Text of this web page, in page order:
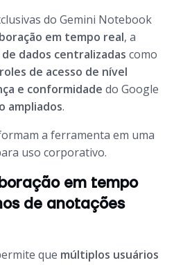
do Gemini Notebook
em tempo real, a
dados centralizadas como
de acesso de nível
e conformidade do Google
ampliados.
a ferramenta em uma
uso corporativo.
em tempo
de anotações
que múltiplos usuários